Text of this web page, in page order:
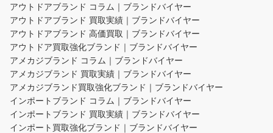
アウトドアブランド コラム｜ブランドバイヤー
アウトドアブランド 買取実績｜ブランドバイヤー
アウトドアブランド 高価買取｜ブランドバイヤー
アウトドア買取強化ブランド｜ブランドバイヤー
アメカジブランド コラム｜ブランドバイヤー
アメカジブランド 買取実績｜ブランドバイヤー
アメカジブランド買取強化ブランド｜ブランドバイヤー
インポートブランド コラム｜ブランドバイヤー
インポートブランド 買取実績｜ブランドバイヤー
インポート買取強化ブランド｜ブランドバイヤー